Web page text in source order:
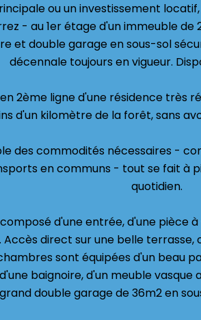
ou un investissement
- au 1er étage d'un immeuble de
et double garage en sous-sol
décennale toujours en vigueur.
2ème ligne d'une résidence très
d'un kilomètre de la forêt, sans
des commodités nécessaires -
en communs - tout se fait à
quotidien.
d'une entrée, d'une pièce
direct sur une belle terrasse,
sont équipées d'un beau
baignoire, d'un meuble
double garage de 36m2 en